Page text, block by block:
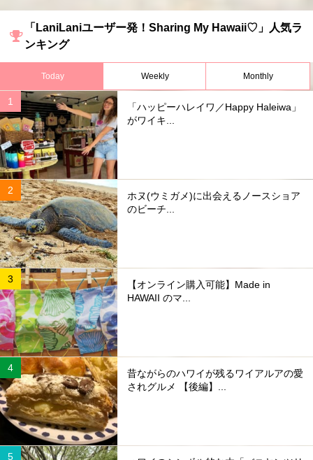
「LaniLaniユーザー発！Sharing My Hawaii♡」人気ラ
ンキング
Today Weekly Monthly
「ハッピーハレイワ／Happy Haleiwa」
がワイキ...
ホヌ(ウミガメ)に出会えるノースショア
のビーチ...
【オンライン購入可能】Made in
HAWAII のマ...
昔ながらのハワイが残るワイアルアの愛
されグルメ 【後編】...